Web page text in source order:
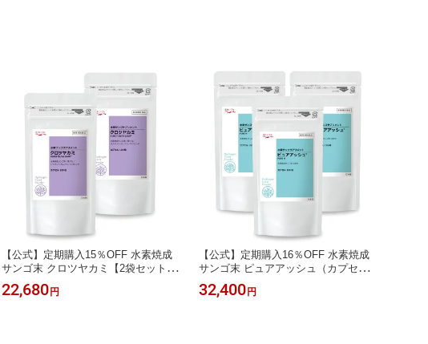
【公式】定期購入15％OFF 水素焼成
サンゴ末 クロツヤカミ【2袋セット】
デトックス 腸のお掃除 マカ 亜鉛 プ
ラセンタ バナチン 水素サプリ デトッ
22,680 円
【公式】定期購入16％OFF 水素焼成
サンゴ末 ピュアアッシュ（カプセル1
20粒×3袋セット） 水素サプリ 健康
白髪 白髪サプリ カルシウム ミネラル
32,400 円